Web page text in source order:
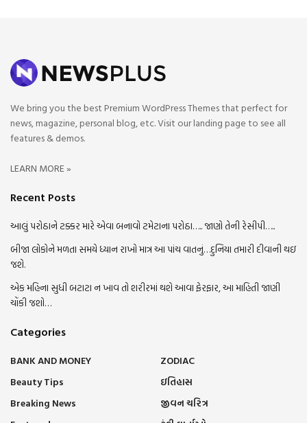
We bring you the best Premium WordPress Themes that perfect for
news, magazine, personal blog, etc. Visit our landing page to see all
features & demos.
LEARN MORE »
Recent Posts
આલું પરોઠાને ટક્કર મારે એવા બનાવો ટમેટાના પરોઠા….. જાણો તેની રેસીપી…..
બીજા લોકોને મળતા સમયે ધ્યાન રાખો માત્ર આ પાંચ વાતનું…દુનિયા તમારી દીવાની થઇ
જશે.
એક મહિના સુધી બટાટા ન ખાવ તો શરીરમાં થશે આવા ફેરફાર, આ માહિતી જાણી
ચોંકી જશો…
Categories
BANK AND MONEY
Beauty Tips
Breaking News
ZODIAC
ઇતિહાસ
જીવન ચરિત્ર